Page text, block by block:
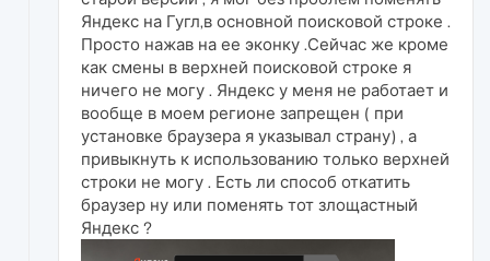
Яндекс на Гугл,в основной поисковой строке .
Просто нажав на ее эконку .Сейчас же кроме
как смены в верхней поисковой строке я
ничего не могу . Яндекс у меня не работает и
вообще в моем регионе запрещен ( при
установке браузера я указывал страну) , а
привыкнуть к использованию только верхней
строки не могу . Есть ли способ откатить
браузер ну или поменять тот злощастный
Яндекс ?